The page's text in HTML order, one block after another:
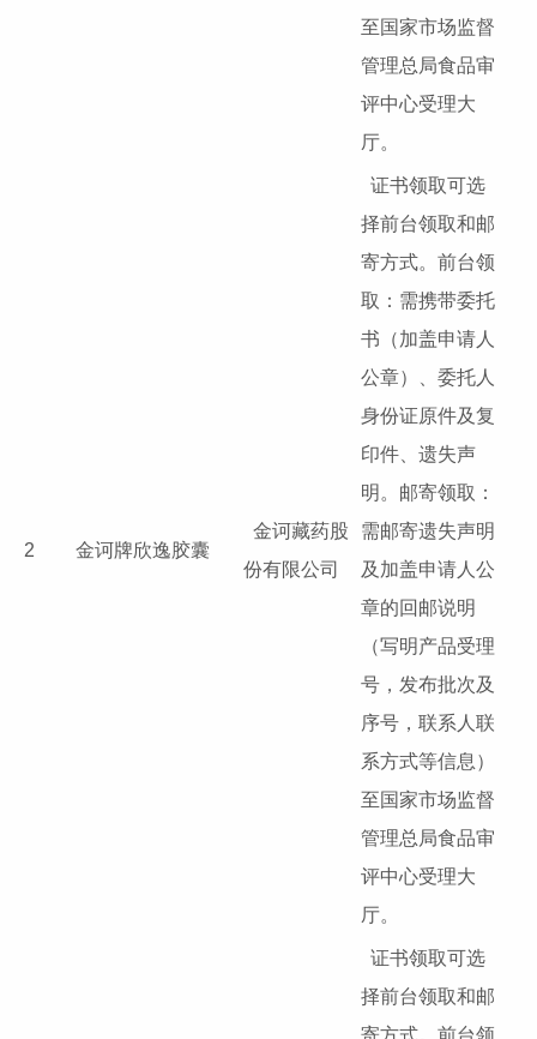
至国家市场监督
管理总局食品审
评中心受理大
厅。
2 金诃牌欣逸胶囊
金诃藏药股
份有限公司
证书领取可选
择前台领取和邮
寄方式。前台领
取：需携带委托
书（加盖申请人
公章）、委托人
身份证原件及复
印件、遗失声
明。邮寄领取：
需邮寄遗失声明
及加盖申请人公
章的回邮说明
（写明产品受理
号，发布批次及
序号，联系人联
系方式等信息）
至国家市场监督
管理总局食品审
评中心受理大
厅。
证书领取可选
择前台领取和邮
寄方式。前台领